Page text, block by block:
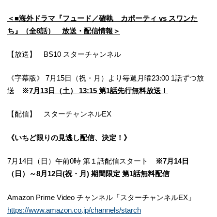
＜■海外ドラマ『フュード／確執 カポーティ vs スワンた
ち』（全8話） 放送・配信情報＞
【放送】 BS10 スターチャンネル
《字幕版》 7月15日（祝・月）より毎週月曜23:00 1話ずつ放
送
※7月13日（土） 13:15 第1話先行無料放送！
【配信】 スターチャンネルEX
《いちど限りの見逃し配信、決定！》
7月14日（日）午前0時 第１話配信スタート
※7月14日
（日）～8月12日(祝・月) 期間限定 第1話無料配信
Amazon Prime Video チャンネル「スターチャンネルEX」
https://www.amazon.co.jp/channels/starch